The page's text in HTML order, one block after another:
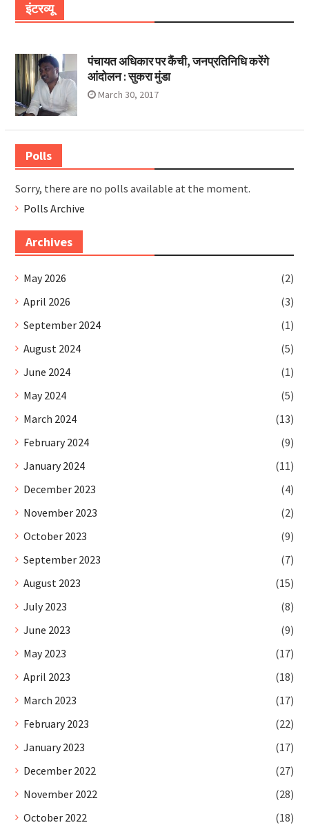
इंटरव्यू
पंचायत अधिकार पर कैंची, जनप्रतिनिधि करेंगे
आंदोलन : सुकरा मुंडा
March 30, 2017
Polls
Sorry, there are no polls available at the moment.
Polls Archive
Archives
May 2026
(2)
April 2026
(3)
September 2024
(1)
August 2024
(5)
June 2024
(1)
May 2024
(5)
March 2024
(13)
February 2024
(9)
January 2024
(11)
December 2023
(4)
November 2023
(2)
October 2023
(9)
September 2023
(7)
August 2023
(15)
July 2023
(8)
June 2023
(9)
May 2023
(17)
April 2023
(18)
March 2023
(17)
February 2023
(22)
January 2023
(17)
December 2022
(27)
November 2022
(28)
October 2022
(18)